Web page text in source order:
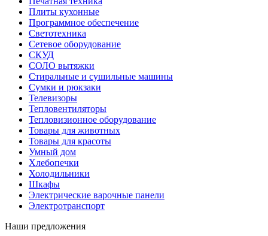
Плиты кухонные
Программное обеспечение
Светотехника
Сетевое оборудование
СКУД
СОЛО вытяжки
Стиральные и сушильные машины
Сумки и рюкзаки
Телевизоры
Тепловентиляторы
Тепловизионное оборудование
Товары для животных
Товары для красоты
Умный дом
Хлебопечки
Холодильники
Шкафы
Электрические варочные панели
Электротранспорт
Наши предложения